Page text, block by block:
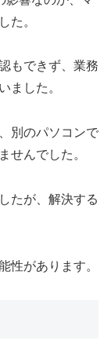
た。
もできず、業務
ました。
別のパソコンで
せんでした。
たが、解決する
性があります。